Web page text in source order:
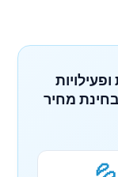
מחיר